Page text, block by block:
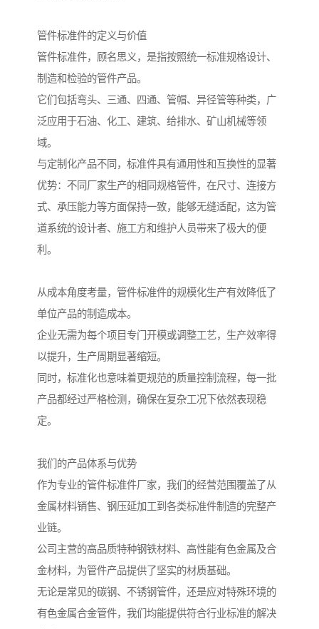
管件标准件的定义与价值
管件标准件，顾名思义，是指按照统一标准规格设计、
制造和检验的管件产品。
它们包括弯头、三通、四通、管帽、异径管等种类，广
泛应用于石油、化工、建筑、给排水、矿山机械等领
域。
与定制化产品不同，标准件具有通用性和互换性的显著
优势：不同厂家生产的相同规格管件，在尺寸、连接方
式、承压能力等方面保持一致，能够无缝适配，这为管
道系统的设计者、施工方和维护人员带来了极大的便
利。
从成本角度考量，管件标准件的规模化生产有效降低了
单位产品的制造成本。
企业无需为每个项目专门开模或调整工艺，生产效率得
以提升，生产周期显著缩短。
同时，标准化也意味着更规范的质量控制流程，每一批
产品都经过严格检测，确保在复杂工况下依然表现稳
定。
我们的产品体系与优势
作为专业的管件标准件厂家，我们的经营范围覆盖了从
金属材料销售、钢压延加工到各类标准件制造的完整产
业链。
公司主营的高品质特种钢铁材料、高性能有色金属及合
金材料，为管件产品提供了坚实的材质基础。
无论是常见的碳钢、不锈钢管件，还是应对特殊环境的
有色金属合金管件，我们均能提供符合行业标准的解决